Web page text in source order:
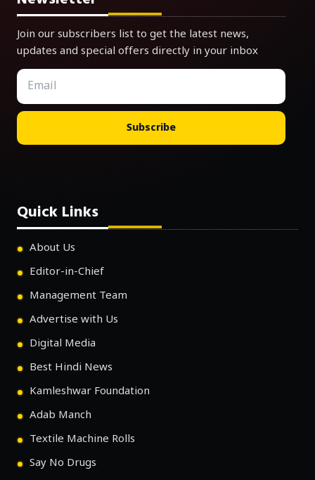
Join our subscribers list to get the latest news,
updates and special offers directly in your inbox
Subscribe
Quick Links
About Us
Editor-in-Chief
Management Team
Advertise with Us
Digital Media
Best Hindi News
Kamleshwar Foundation
Adab Manch
Textile Machine Rolls
Say No Drugs